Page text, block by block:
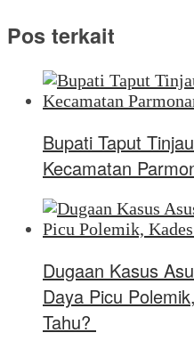
Pos terkait
Bupati Taput
Kecamatan
Dugaan Kasus
Daya Picu
Tahu?